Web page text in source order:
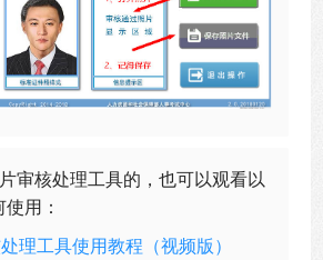
审核处理工具的，也可以观看以
用：
理工具使用教程（视频版）